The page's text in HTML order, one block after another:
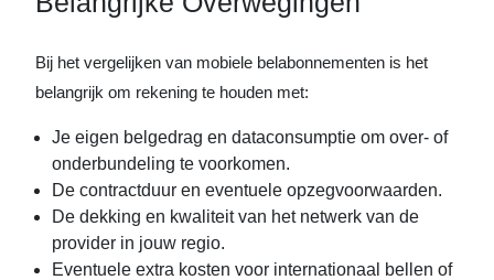
Bij het vergelijken van mobiele belabonnementen is het
belangrijk om rekening te houden met:
Je eigen belgedrag en dataconsumptie om over- of
onderbundeling te voorkomen.
De contractduur en eventuele opzegvoorwaarden.
De dekking en kwaliteit van het netwerk van de
provider in jouw regio.
Eventuele extra kosten voor internationaal bellen of